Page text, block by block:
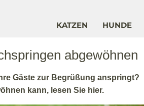
KATZEN HUNDE
abgewöhnen
Gäste zur Begrüßung anspringt?
kann, lesen Sie hier.